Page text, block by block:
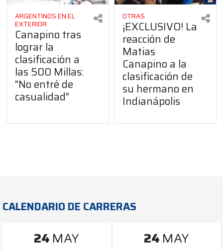
ARGENTINOS EN EL
EXTERIOR
Canapino tras
lograr la
clasificación a
las 500 Millas:
"No entré de
casualidad"
OTRAS
¡EXCLUSIVO! La
reacción de
Matias
Canapino a la
clasificación de
su hermano en
Indianápolis
CALENDARIO DE CARRERAS
24 MAY 24 MAY